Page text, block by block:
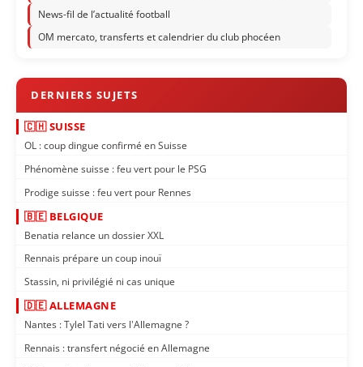
News-fil de l’actualité football
OM mercato, transferts et calendrier du club phocéen
🇨🇭 SUISSE
OL : coup dingue confirmé en Suisse
Phénomène suisse : feu vert pour le PSG
Prodige suisse : feu vert pour Rennes
🇧🇪 BELGIQUE
Benatia relance un dossier XXL
Rennais prépare un coup inouï
Stassin, ni privilégié ni cas unique
🇩🇪 ALLEMAGNE
Nantes : Tylel Tati vers l'Allemagne ?
Rennais : transfert négocié en Allemagne